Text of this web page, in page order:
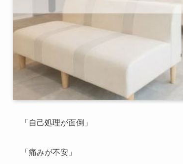
「自己処理が面倒」
「痛みが不安」